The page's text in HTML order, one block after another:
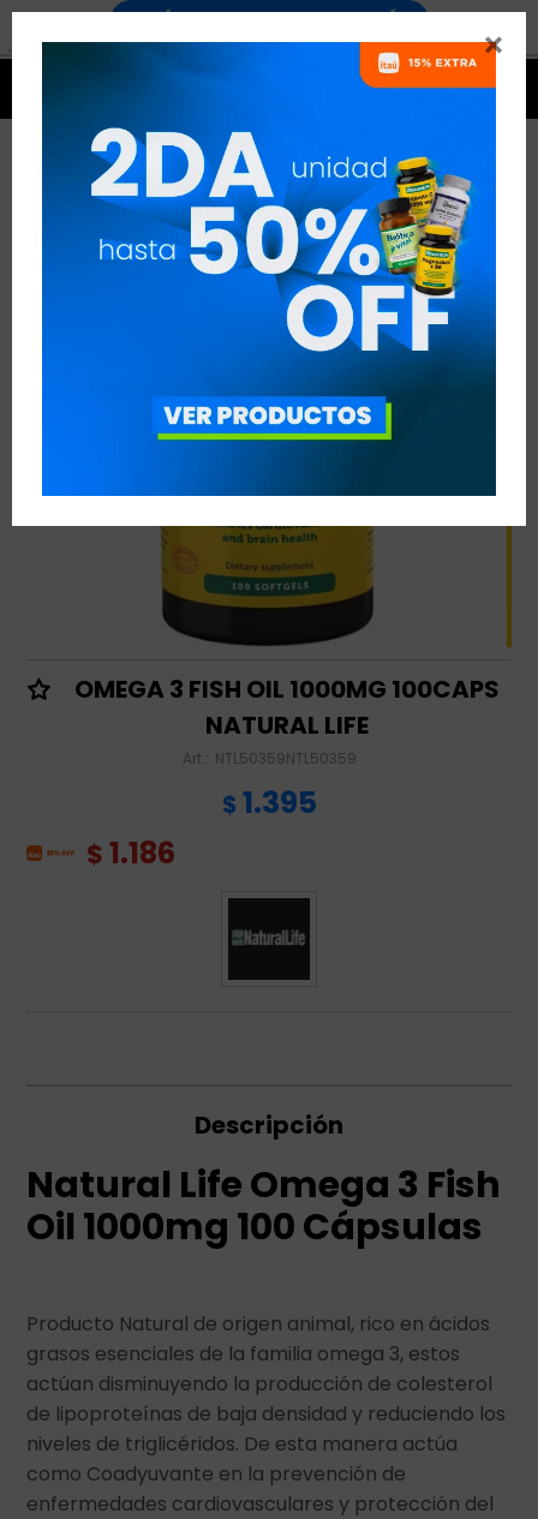

OMEGA 3 FISH OIL 1000MG 100CAPS
NATURAL LIFE
NTL50359NTL50359
$ 1.395
$ 1.186
Descripción
Natural Life Omega 3 Fish
Oil 1000mg 100 Cápsulas
Producto Natural de origen animal, rico en ácidos
grasos esenciales de la familia omega 3, estos
actúan disminuyendo la producción de colesterol
de lipoproteínas de baja densidad y reduciendo los
niveles de triglicéridos. De esta manera actúa
como Coadyuvante en la prevención de
enfermedades cardiovasculares y protección del